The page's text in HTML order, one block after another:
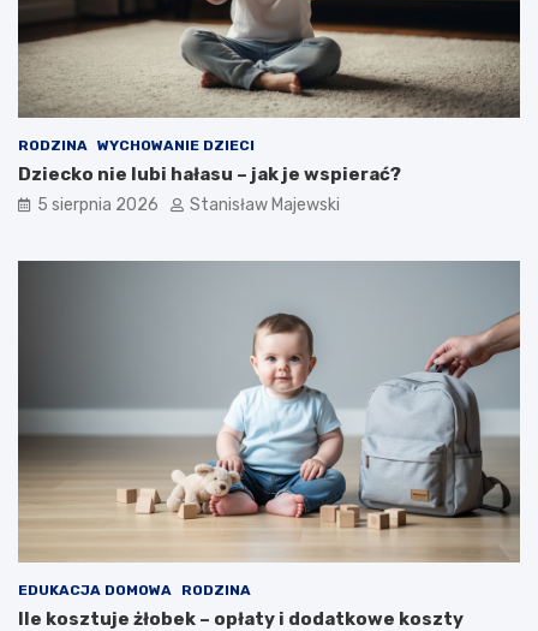
RODZINA WYCHOWANIE DZIECI
Dziecko nie lubi hałasu – jak je wspierać?
5 sierpnia 2026 Stanisław Majewski
EDUKACJA DOMOWA RODZINA
Ile kosztuje żłobek – opłaty i dodatkowe koszty